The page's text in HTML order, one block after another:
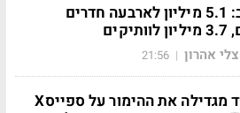
בורוכוב: 5.1 מיליון לארבעה חדרים
צלי אהרון |
21:56
קת׳י ווד מגדילה את ההימור על ספייסX